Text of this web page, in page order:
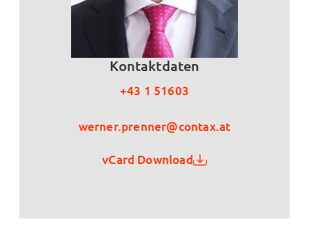
Kontaktdaten
+43 1 51603
werner.prenner@contax.at
vCard Download